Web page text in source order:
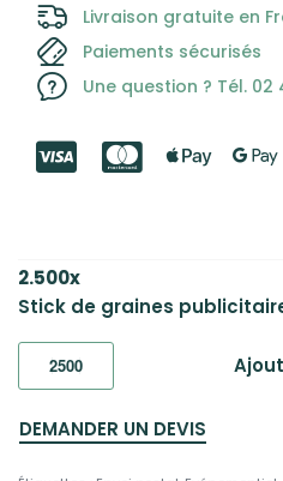
Livraison gratuite en
Paiements sécurisés
Une question ? Tél. 02
2.500x
Stick de graines
DEMANDER UN DEVIS